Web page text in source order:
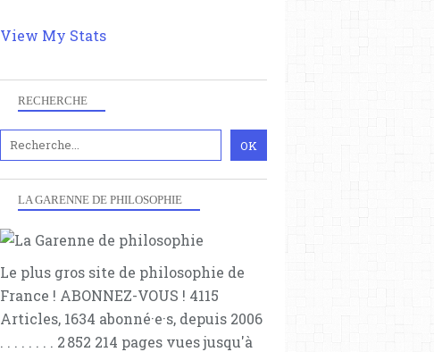
RECHERCHE
LA GARENNE DE PHILOSOPHIE
Le plus gros site de philosophie de
France ! ABONNEZ-VOUS ! 4115
Articles, 1634 abonné·e·s, depuis 2006
. . . . . . . . 2 852 214 pages vues jusqu'à
View My Stats